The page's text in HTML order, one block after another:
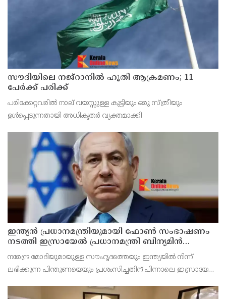
സൗദിയിലെ നജ്റാനില്‍ ഹൂതി ആക്രമണം; 11
പേര്‍ക്ക് പരിക്ക്
പരിക്കേറ്റവരില്‍ നാല് വയസ്സുള്ള കുട്ടിയും ഒരു സ്ത്രീയും
ഉള്‍പ്പെടുന്നതായി അധികൃതര്‍ വ്യക്തമാക്കി
ഇന്ത്യൻ പ്രധാനമന്ത്രിയുമായി ഫോൺ സംഭാഷണം
നടത്തി ഇസ്രായേൽ പ്രധാനമന്ത്രി ബിന‍്യമിൻ
നെതന്യാഹു
നരേന്ദ്ര മോദിയുമായുള്ള സൗഹൃദത്തെയും ഇന്ത്യയിൽ നിന്ന്
ലഭിക്കുന്ന പിന്തുണയെയും പ്രശംസിച്ചതിന് പിന്നാലെ ഇസ്രായേൽ
ഫോൺ സംഭാഷണം നടത്തി. ഇരു രാജ